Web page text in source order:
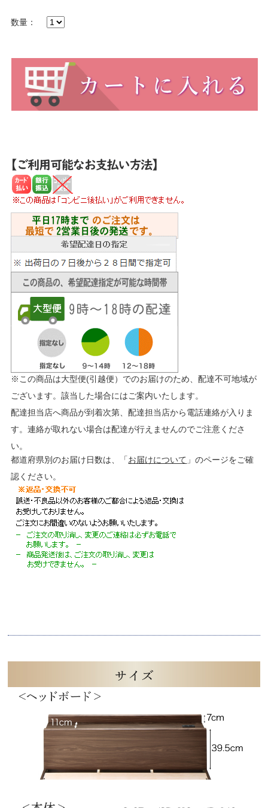
数量：
※この商品は大型便(引越便）でのお届けのため、配達不可地域が
ございます。該当した場合にはご案内いたします。
配達担当店へ商品が到着次第、配達担当店から電話連絡が入りま
す。連絡が取れない場合は配達が行えませんのでご注意くださ
い。
都道府県別のお届け日数は、「お届けについて 」のページをご確
認ください。